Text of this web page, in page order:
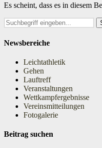
Es scheint, dass es in diesem
Search
Newsbereiche
Leichtathletik
Gehen
Lauftreff
Veranstaltungen
Wettkampfergebnisse
Vereinsmitteilungen
Fotogalerie
Beitrag suchen